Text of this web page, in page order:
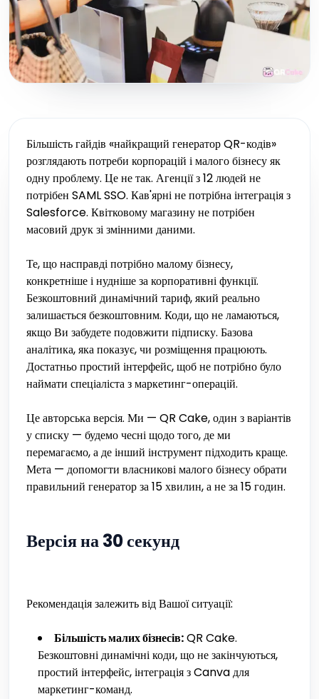
Більшість гайдів «найкращий генератор QR-кодів»
розглядають потреби корпорацій і малого бізнесу як
одну проблему. Це не так. Агенції з 12 людей не
потрібен SAML SSO. Кав'ярні не потрібна інтеграція з
Salesforce. Квітковому магазину не потрібен
масовий друк зі змінними даними.
Те, що насправді потрібно малому бізнесу,
конкретніше і нудніше за корпоративні функції.
Безкоштовний динамічний тариф, який реально
залишається безкоштовним. Коди, що не ламаються,
якщо Ви забудете подовжити підписку. Базова
аналітика, яка показує, чи розміщення працюють.
Достатньо простий інтерфейс, щоб не потрібно було
наймати спеціаліста з маркетинг-операцій.
Це авторська версія. Ми — QR Cake, один з варіантів
у списку — будемо чесні щодо того, де ми
перемагаємо, а де інший інструмент підходить краще.
Мета — допомогти власникові малого бізнесу обрати
правильний генератор за 15 хвилин, а не за 15 годин.
Версія на 30 секунд
Рекомендація залежить від Вашої ситуації:
Більшість малих бізнесів:QR Cake.
Безкоштовні динамічні коди, що не закінчуються,
простий інтерфейс, інтеграція з Canva для
маркетинг-команд.